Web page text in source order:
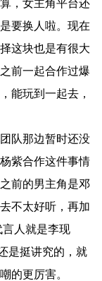
，女主角平台还
要换人啦。现在
这块也是有很大
前一起合作过爆
能玩到一起去，
队那边暂时还没
紫合作这件事情
前的男主角是邓
不太好听，再加
言人就是李现
是挺讲究的，就
的更厉害。